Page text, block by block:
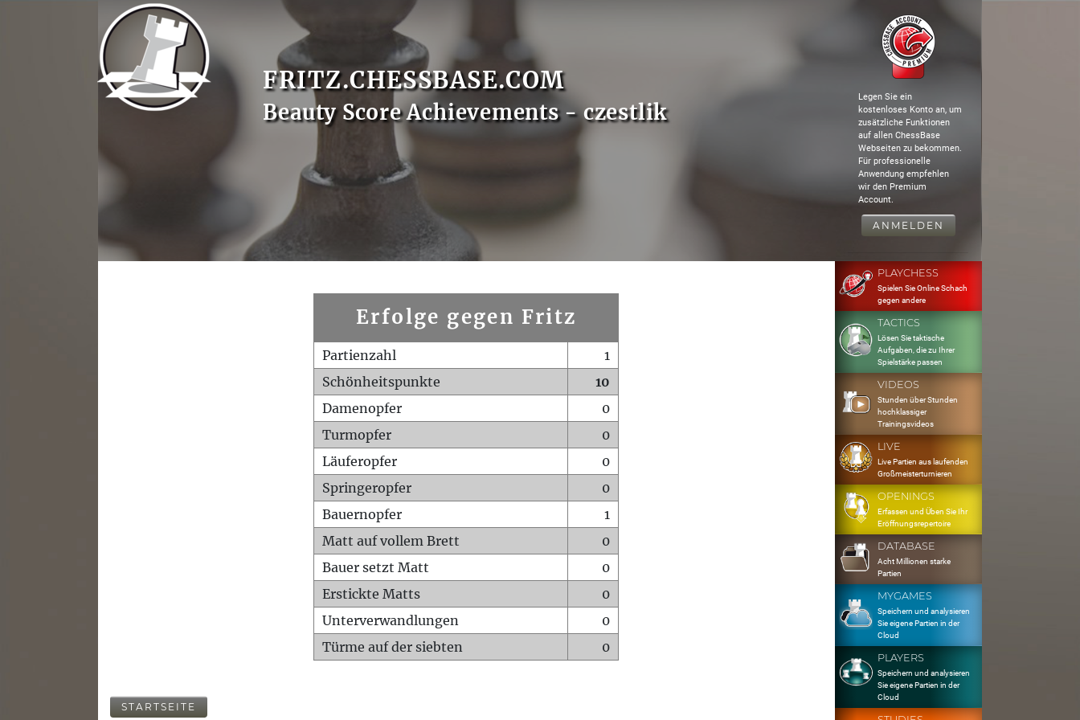
FRITZ.CHESSBASE.COM
Beauty Score Achievements - czestlik
Legen Sie ein
kostenloses Konto an, um
zusätzliche Funktionen
auf allen ChessBase
Webseiten zu bekommen.
Für professionelle
Anwendung empfehlen
wir den Premium
Account.
ANMELDEN
Erfolge gegen Fritz
Partienzahl
1
Schönheitspunkte
10
Damenopfer
0
Turmopfer
0
Läuferopfer
0
Springeropfer
0
Bauernopfer
1
Matt auf vollem Brett
0
Bauer setzt Matt
0
Erstickte Matts
0
Unterverwandlungen
0
Türme auf der siebten
0
STARTSEITE
PLAYCHESS
Spielen Sie Online Schach
gegen andere
TACTICS
Lösen Sie taktische
Aufgaben, die zu Ihrer
Spielstärke passen
VIDEOS
Stunden über Stunden
hochklassiger
Trainingsvideos
LIVE
Live Partien aus laufenden
Großmeisterturnieren
OPENINGS
Erfassen und Üben Sie Ihr
Eröffnungsrepertoire
DATABASE
Acht Millionen starke
Partien
MYGAMES
Speichern und analysieren
Sie eigene Partien in der
Cloud
PLAYERS
Speichern und analysieren
Sie eigene Partien in der
Cloud